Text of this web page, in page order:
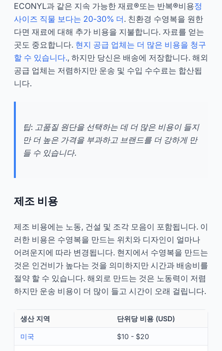
ECONYL과 같은 지속 가능한 재료®또는 반복®비용정
사이즈 직물 보다는 20-30% 더. 친환경 수영복을 원한
다면 재료에 대해 추가 비용을 지불합니다. 자료를 얻는
곳도 중요합니다. 현지 공급 업체는 더 많은 비용을 청구
할 수 있습니다., 하지만 당신은 배송에 저장합니다. 해외
공급 업체는 저렴하지만 운송 및 수입 수수료는 합산됩
니다.
팁: 고품질 원단을 선택하는 데 더 많은 비용이 들지
만 더 높은 가격을 부과하고 브랜드를 더 강하게 만
들 수 있습니다.
제조 비용
제조 비용에는 노동, 건설 및 조각 모음이 포함됩니다. 이
러한 비용은 수영복을 만드는 위치와 디자인이 얼마나
어려운지에 따라 변경됩니다. 현지에서 수영복을 만드는
것은 인건비가 높다는 것을 의미하지만 시간과 배송비를
절약 할 수 있습니다. 해외로 만드는 것은 노동력이 저렴
하지만 운송 비용이 더 많이 들고 시간이 오래 걸립니다.
생산 지역 단위당 비용 (USD)
미국 $10 - $20